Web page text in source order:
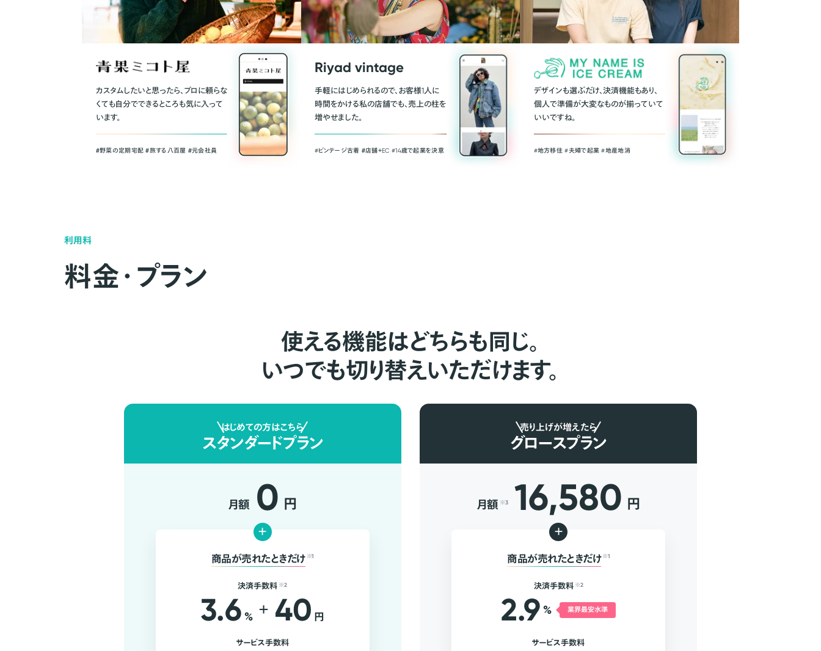
カスタムしたいと思ったら、プロに頼らな
くても自分でできるところも気に入って
います。
＃野菜の定期宅配 ＃旅する八百屋 ＃元会社員
Riyad vintage
手軽にはじめられるので、お客様1人に
時間をかける私の店舗でも、売上の柱を
増やせました。
#ビンテージ古着 ＃店舗＋EC #14歳で起業を決意
デザインも選ぶだけ、決済機能もあり、
個人で準備が大変なものが揃っていて
いいですね。
#地方移住 #夫婦で起業 #地産地消
利用料
料金・プラン
使える機能はどちらも同じ。
いつでも切り替えいただけます。
はじめての方はこちら
スタンダードプラン
月額 0 円
+
商品が売れたときだけ ※1
決済手数料 ※2
3.6 % + 40 円
サービス手数料
売り上げが増えたら
グロースプラン
月額 ※3 16,580 円
+
商品が売れたときだけ ※1
決済手数料 ※2
2.9 % 業界最安水準
サービス手数料